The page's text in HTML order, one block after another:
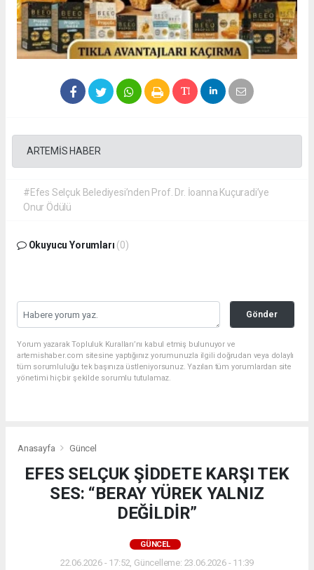
ARTEMİS HABER
#Efes Selçuk Belediyesi’nden Prof. Dr. İoanna Kuçuradi’ye
Onur Ödülü
Okuyucu Yorumları (0)
Gönder
Yorum yazarak Topluluk Kuralları’nı kabul etmiş bulunuyor ve
artemishaber.com sitesine yaptığınız yorumunuzla ilgili doğrudan veya dolaylı
tüm sorumluluğu tek başınıza üstleniyorsunuz. Yazılan tüm yorumlardan site
yönetimi hiçbir şekilde sorumlu tutulamaz.
Anasayfa Güncel
EFES SELÇUK ŞİDDETE KARŞI TEK
SES: “BERAY YÜREK YALNIZ
DEĞİLDİR”
GÜNCEL
22.06.2026 - 17:52, Güncelleme: 23.06.2026 - 11:39